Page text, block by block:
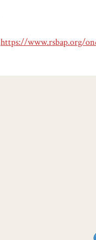
https://www.rsbap.org/